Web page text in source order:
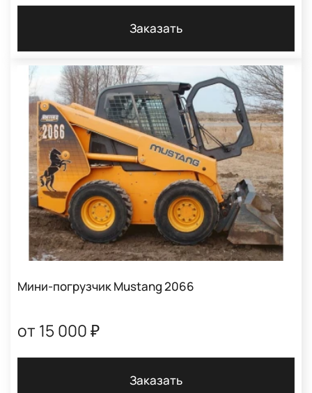
Заказать
Мини-погрузчик Mustang 2066
от 15 000 ₽
Заказать